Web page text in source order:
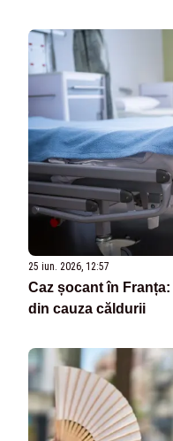
25 iun. 2026, 12:57
Caz șocant în
din cauza căldurii